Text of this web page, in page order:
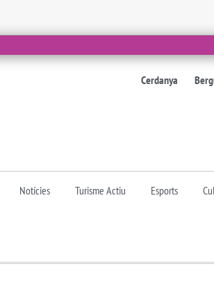
Cerdanya
Notícies Turisme Actiu Esports